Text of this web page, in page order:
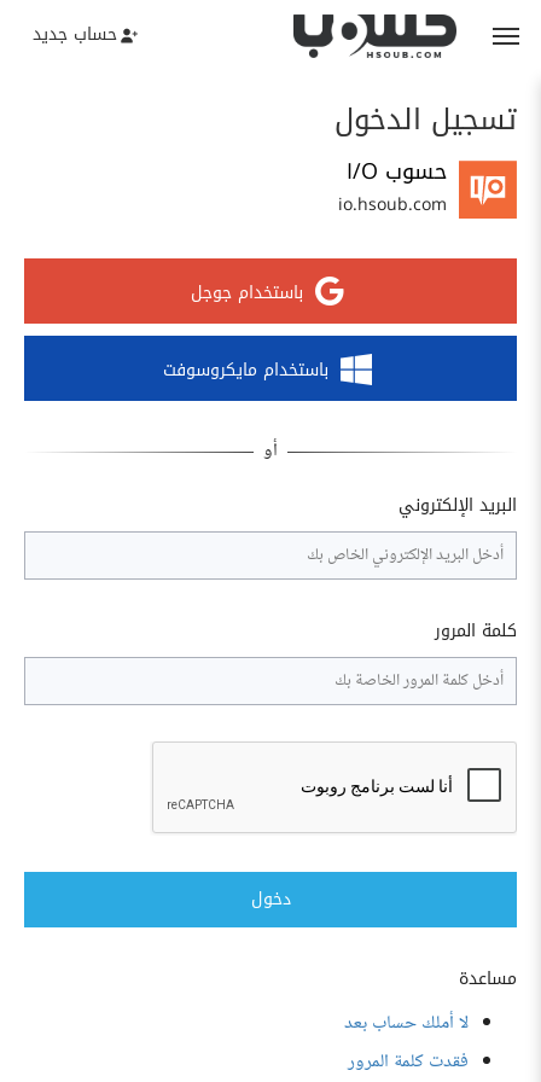
حساب جديد
تسجيل الدخول
حسوب I/O
io.hsoub.com
باستخدام جوجل
باستخدام مايكروسوفت
البريد الإلكتروني
كلمة المرور
دخول
مساعدة
لا أملك حساب بعد
فقدت كلمة المرور